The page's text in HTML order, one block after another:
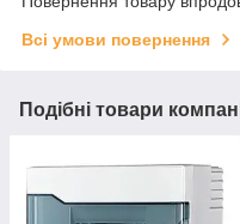
Всі умови повернення
Подібні товари